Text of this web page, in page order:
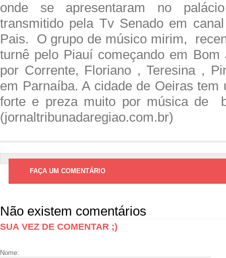
onde se apresentaram no
transmitido pela Tv Senado em
Pais. O grupo de músico mirim,
turnê pelo Piauí começando em
por Corrente, Floriano , Teresina ,
em Parnaíba. A cidade de Oeiras tem
forte e preza muito por música de
(jornaltribunadaregiao.com.br)
FAÇA UM COMENTÁRIO
Não existem comentários
SUA VEZ DE COMENTAR ;)
Nome: